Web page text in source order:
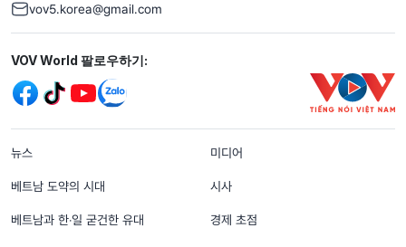
vov5.korea@gmail.com
Mạng xã hội
VOV World 팔로우하기:
menu footer tiếng Hàn
뉴스 미디어
베트남 도약의 시대 시사
베트남과 한‧일 굳건한 유대 경제 초점